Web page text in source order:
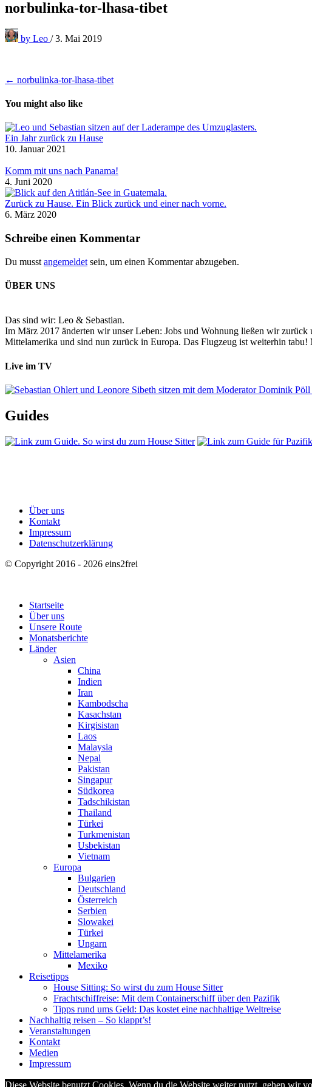
norbulinka-tor-lhasa-tibet
by Leo / 3. Mai 2019
Beitragsnavigation
← norbulinka-tor-lhasa-tibet
You might also like
Ein Jahr zurück zu Hause
10. Januar 2021
Komm mit uns nach Panama!
4. Juni 2020
Zurück zu Hause. Ein Blick zurück und einer nach vorne.
6. März 2020
Schreibe einen Kommentar
Du musst angemeldet sein, um einen Kommentar abzugeben.
ÜBER UNS
Das sind wir: Leo & Sebastian.
Im März 2017 änderten wir unser Leben: Jobs und Wohnung ließen wir
Mittelamerika und sind nun zurück in Europa. Das Flugzeug ist weiterhin
Live im TV
Guides
Über uns
Kontakt
Impressum
Datenschutzerklärung
© Copyright 2016 - 2026 eins2frei
Startseite
Über uns
Unsere Route
Monatsberichte
Länder
Asien
China
Indien
Iran
Kambodscha
Kasachstan
Kirgisistan
Laos
Malaysia
Nepal
Pakistan
Singapur
Südkorea
Tadschikistan
Thailand
Türkei
Turkmenistan
Usbekistan
Vietnam
Europa
Bulgarien
Deutschland
Österreich
Serbien
Slowakei
Türkei
Ungarn
Mittelamerika
Mexiko
Reisetipps
House Sitting: So wirst du zum House Sitter
Frachtschiffreise: Mit dem Containerschiff über den Pazifik
Tipps rund ums Geld: Das kostet eine nachhaltige Weltreise
Nachhaltig reisen – So klappt’s!
Veranstaltungen
Kontakt
Medien
Impressum
Diese Website benutzt Cookies. Wenn du die Website weiter nutzt, gehen wir